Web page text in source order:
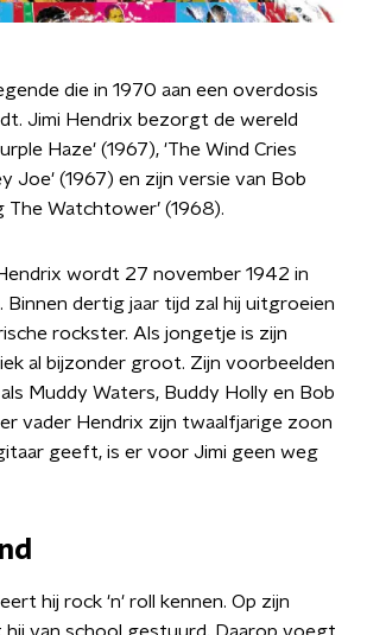
die in 1970 aan een overdosis
Jimi Hendrix bezorgt de wereld
Haze' (1967), 'The Wind Cries
Joe' (1967) en zijn versie van Bob
The Watchtower’ (1968).
wordt 27 november 1942 in
dertig jaar tijd zal hij uitgroeien
rockster. Als jongetje is zijn
al bijzonder groot. Zijn voorbeelden
Muddy Waters, Buddy Holly en Bob
vader Hendrix zijn twaalfjarige zoon
geeft, is er voor Jimi geen weg
hij rock 'n' roll kennen. Op zijn